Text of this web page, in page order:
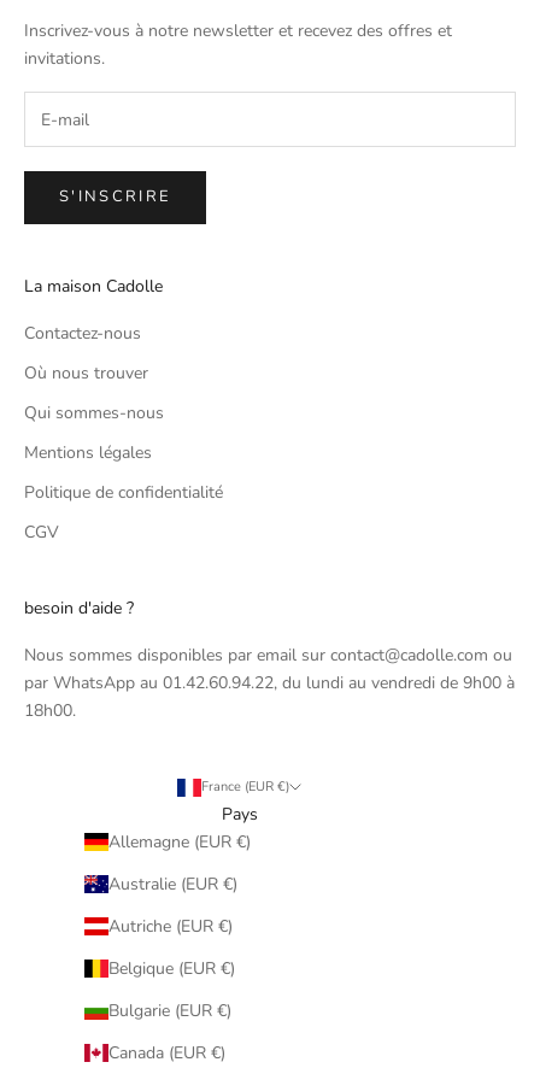
Inscrivez-vous à notre newsletter et recevez des offres et
invitations.
S'INSCRIRE
La maison Cadolle
Contactez-nous
Où nous trouver
Qui sommes-nous
Mentions légales
Politique de confidentialité
CGV
besoin d'aide ?
Nous sommes disponibles par email sur contact@cadolle.com ou
par WhatsApp au 01.42.60.94.22, du lundi au vendredi de 9h00 à
18h00.
France (EUR €)
Pays
Allemagne (EUR €)
Australie (EUR €)
Autriche (EUR €)
Belgique (EUR €)
Bulgarie (EUR €)
Canada (EUR €)